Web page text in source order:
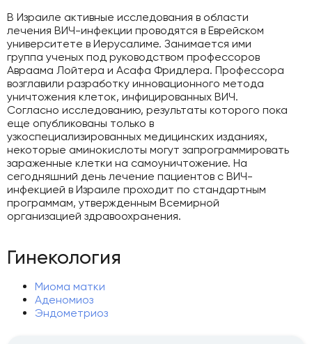
В Израиле активные исследования в области
лечения ВИЧ-инфекции проводятся в Еврейском
университете в Иерусалиме. Занимается ими
группа ученых под руководством профессоров
Авраама Лойтера и Асафа Фридлера. Профессора
возглавили разработку инновационного метода
уничтожения клеток, инфицированных ВИЧ.
Согласно исследованию, результаты которого пока
еще опубликованы только в
узкоспециализированных медицинских изданиях,
некоторые аминокислоты могут запрограммировать
зараженные клетки на самоуничтожение. На
сегодняшний день лечение пациентов с ВИЧ-
инфекцией в Израиле проходит по стандартным
программам, утвержденным Всемирной
организацией здравоохранения.
Гинекология
Миома матки
Аденомиоз
Эндометриоз